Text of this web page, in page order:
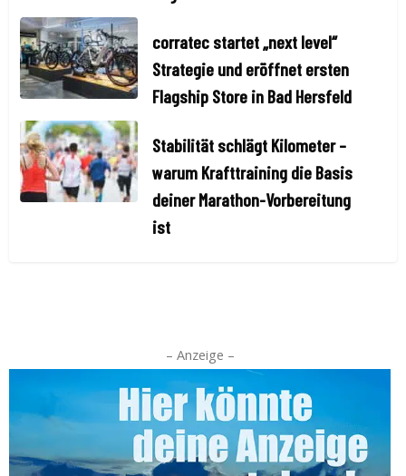
corratec startet „next level“
Strategie und eröffnet ersten
Flagship Store in Bad Hersfeld
Stabilität schlägt Kilometer –
warum Krafttraining die Basis
deiner Marathon-Vorbereitung
ist
– Anzeige –